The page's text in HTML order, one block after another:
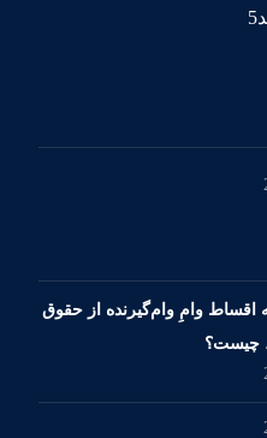
اقساط وامِ وام‌گیرنده از حقوق
چیست؟